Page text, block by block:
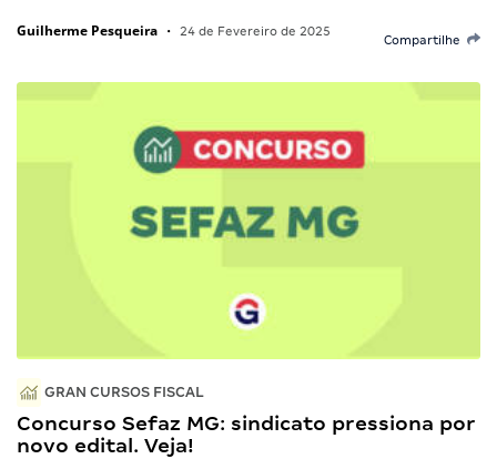
Guilherme Pesqueira • 24 de Fevereiro de 2025
Compartilhe
GRAN CURSOS FISCAL
Concurso Sefaz MG: sindicato pressiona por
novo edital. Veja!